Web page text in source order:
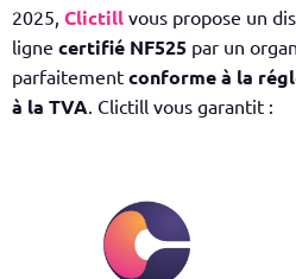
2025 Clictill vous propose un
ligne certifié NF525 par un
parfaitement conforme à la
à la TVA . Clictill vous garantit :